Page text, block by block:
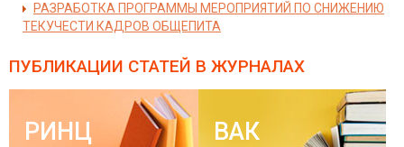
РАЗРАБОТКА ПРОГРАММЫ МЕРОПРИЯТИЙ ПО СНИЖЕНИЮ
ТЕКУЧЕСТИ КАДРОВ ОБЩЕПИТА
ПУБЛИКАЦИИ СТАТЕЙ В ЖУРНАЛАХ
РИНЦ ВАК